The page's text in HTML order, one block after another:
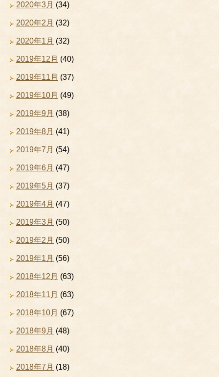
2020年3月 (34)
2020年2月 (32)
2020年1月 (32)
2019年12月 (40)
2019年11月 (37)
2019年10月 (49)
2019年9月 (38)
2019年8月 (41)
2019年7月 (54)
2019年6月 (47)
2019年5月 (37)
2019年4月 (47)
2019年3月 (50)
2019年2月 (50)
2019年1月 (56)
2018年12月 (63)
2018年11月 (63)
2018年10月 (67)
2018年9月 (48)
2018年8月 (40)
2018年7月 (18)